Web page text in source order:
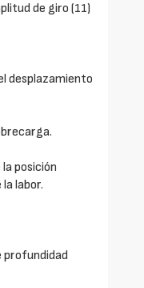
de giro (11)
desplazamiento
posición
labor.
profundidad